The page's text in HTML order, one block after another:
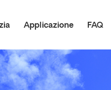
Applicazione FAQ